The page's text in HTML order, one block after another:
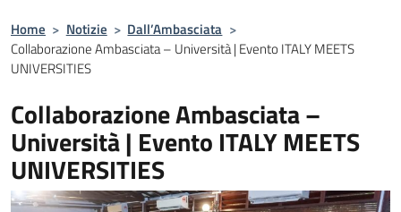
Home > Notizie > Dall’Ambasciata >
Collaborazione Ambasciata – Università | Evento ITALY MEETS
UNIVERSITIES
Collaborazione Ambasciata –
Università | Evento ITALY MEETS
UNIVERSITIES